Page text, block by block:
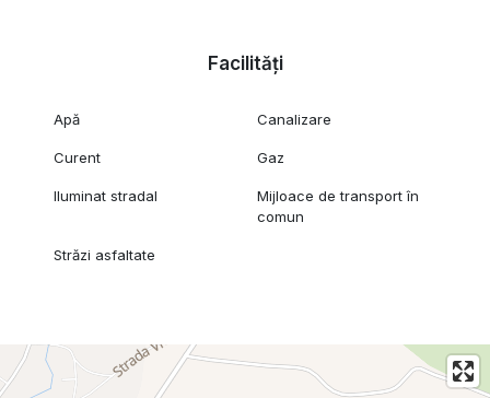
Facilități
Apă Canalizare
Curent Gaz
Iluminat stradal
Mijloace de transport în
comun
Străzi asfaltate